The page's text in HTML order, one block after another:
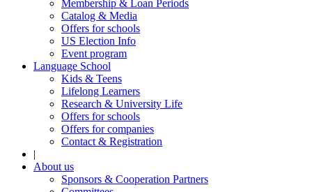
Membership & Loan Periods
Catalog & Media
Offers for schools
US Election Info
Event program
Language School
Kids & Teens
Lifelong Learners
Research & University Life
Offers for schools
Offers for companies
Contact & Registration
|
About us
Sponsors & Cooperation Partners